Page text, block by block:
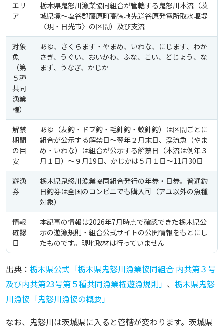
エリ
ア
栃木県鬼怒川漁業協同組合が管轄する鬼怒川本流（茨
城県境〜塩谷郡藤原町高徳地先道谷原発電所取水堰堤
〈現・日光市〉の区間）及び支流
対象
魚
（第
５種
共同
漁業
権）
あゆ、さくらます・やまめ、いわな、にじます、わか
さぎ、うぐい、おいかわ、ふな、こい、どじょう、な
まず、うなぎ、かじか
解禁
期間
の目
安
あゆ（友釣・ドブ釣・毛針釣・蚊針釣）は区間ごとに
組合が公示する解禁日〜翌年２月末日、渓流魚（やま
め・いわな）は組合が公示する解禁日（本流は例年３
月１日）〜９月19日、かじかは５月１日〜11月30日
遊漁
券
栃木県鬼怒川漁業協同組合発行の年券・日券。普通釣
日釣券は全国のコンビニでも購入可（アユ以外の魚種
対象）
情報
確認
日
本記事の情報は2026年7月時点で確認できた栃木県公
示の遊漁規則・組合公式サイトの公開情報をもとにし
たものです。現地取材は行っていません
出典： 栃木県公式「栃木県鬼怒川漁業協同組合 内共第３号
及び内共第23号第５種共同漁業権遊漁規則」 、 栃木県鬼怒
川漁協「鬼怒川漁協の概要」
なお、鬼怒川は茨城県に入ると管轄が変わります。茨城県